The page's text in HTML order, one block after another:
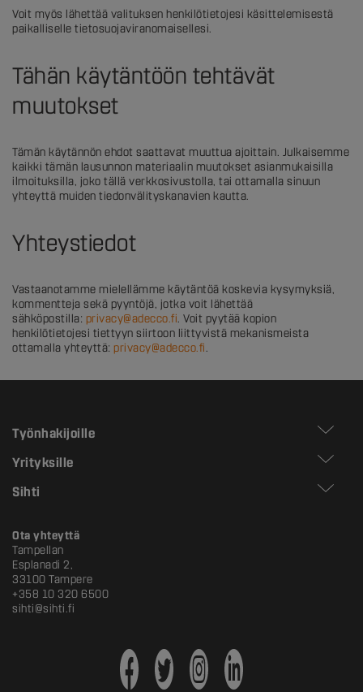
Voit myös lähettää valituksen henkilötietojesi käsittelemisestä
paikalliselle tietosuojaviranomaisellesi.
Tähän käytäntöön tehtävät
muutokset
Tämän käytännön ehdot saattavat muuttua ajoittain. Julkaisemme
kaikki tämän lausunnon materiaalin muutokset asianmukaisilla
ilmoituksilla, joko tällä verkkosivustolla, tai ottamalla sinuun
yhteyttä muiden tiedonvälityskanavien kautta.
Yhteystiedot
Vastaanotamme mielellämme käytäntöä koskevia kysymyksiä,
kommentteja sekä pyyntöjä, jotka voit lähettää
sähköpostilla: privacy@adecco.fi. Voit pyytää kopion
henkilötietojesi tiettyyn siirtoon liittyvistä mekanismeista
ottamalla yhteyttä: privacy@adecco.fi.
Työnhakijoille
Yrityksille
Sihti
Ota yhteyttä
Tampellan
Esplanadi 2,
33100 Tampere
+358 10 320 6500
sihti@sihti.fi